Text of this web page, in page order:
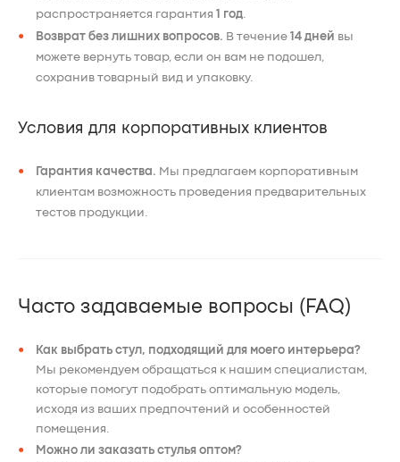
распространяется гарантия 1 год.
Возврат без лишних вопросов. В течение 14 дней вы
можете вернуть товар, если он вам не подошел,
сохранив товарный вид и упаковку.
Условия для корпоративных клиентов
Гарантия качества. Мы предлагаем корпоративным
клиентам возможность проведения предварительных
тестов продукции.
Часто задаваемые вопросы (FAQ)
Как выбрать стул, подходящий для моего интерьера?
Мы рекомендуем обращаться к нашим специалистам,
которые помогут подобрать оптимальную модель,
исходя из ваших предпочтений и особенностей
помещения.
Можно ли заказать стулья оптом?